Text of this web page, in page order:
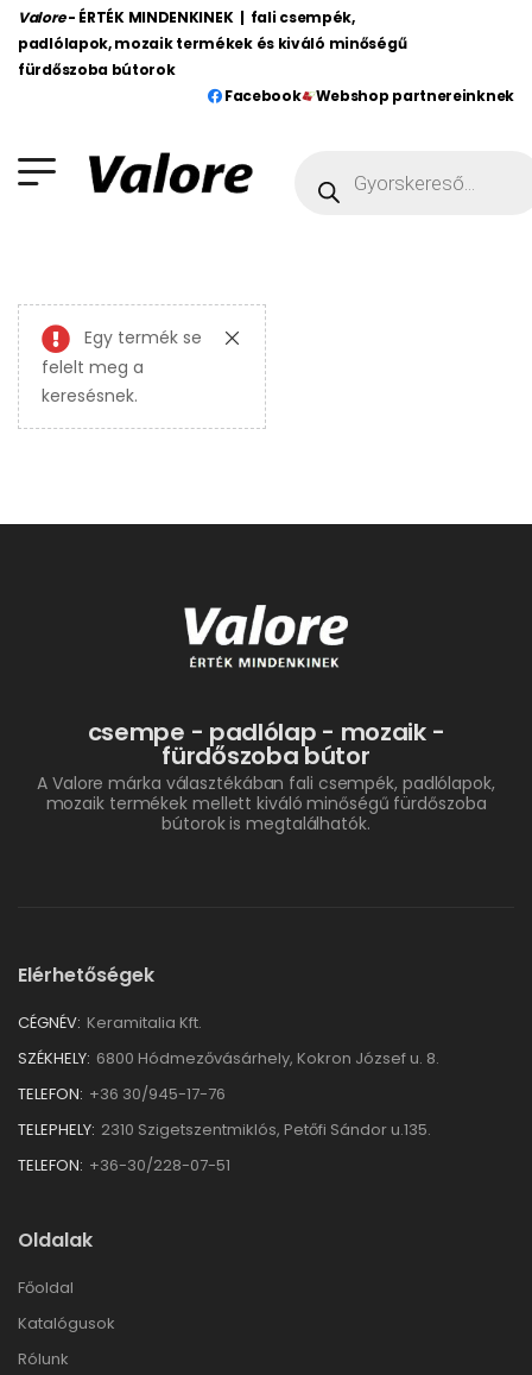
Valore - ÉRTÉK MINDENKINEK | fali csempék,
padlólapok, mozaik termékek és kiváló minőségű
fürdőszoba bútorok
Facebook
Webshop partnereinknek
Egy termék se
felelt meg a
keresésnek.
csempe - padlólap - mozaik -
fürdőszoba bútor
A Valore márka választékában fali csempék, padlólapok,
mozaik termékek mellett kiváló minőségű fürdőszoba
bútorok is megtalálhatók.
Elérhetőségek
CÉGNÉV: Keramitalia Kft.
SZÉKHELY: 6800 Hódmezővásárhely, Kokron József u. 8.
TELEFON: +36 30/945-17-76
TELEPHELY: 2310 Szigetszentmiklós, Petőfi Sándor u.135.
TELEFON: +36-30/228-07-51
Oldalak
Főoldal
Katalógusok
Rólunk